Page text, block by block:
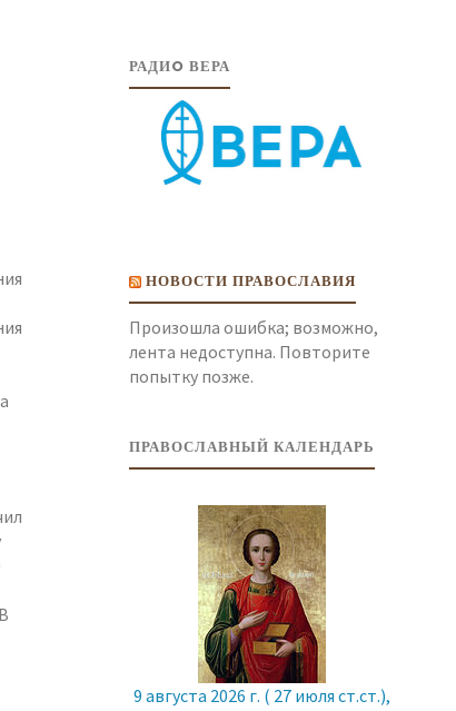
РАДИO ВЕРА
НОВОСТИ ПРАВОСЛАВИЯ
Произошла ошибка; возможно,
лента недоступна. Повторите
попытку позже.
ПРАВОСЛАВНЫЙ КАЛЕНДАРЬ
9 августа 2026 г. ( 27 июля ст.ст.),